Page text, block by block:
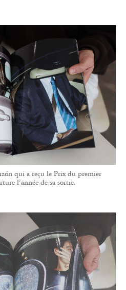
qui a reçu le Prix du premier
l’année de sa sortie.